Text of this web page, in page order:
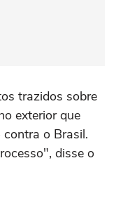
trazidos sobre
exterior que
o Brasil.
disse o